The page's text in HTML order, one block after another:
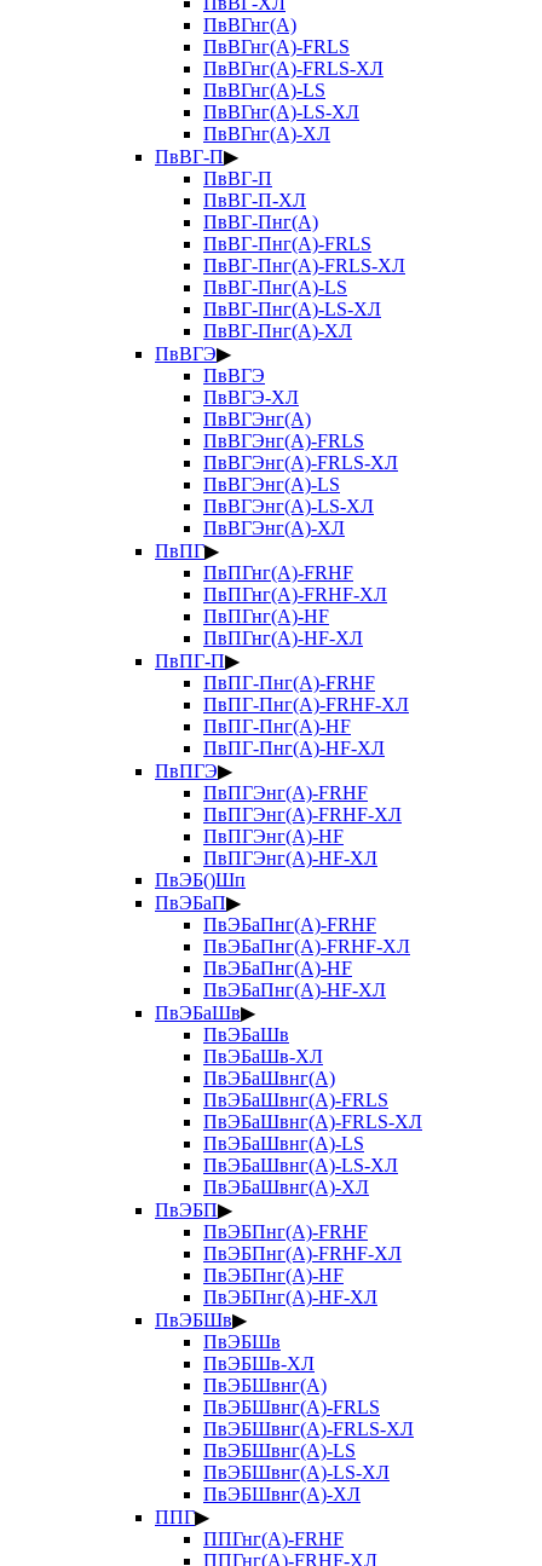
ПвВГнг(А)
ПвВГнг(А)-FRLS
ПвВГнг(А)-FRLS-ХЛ
ПвВГнг(А)-LS
ПвВГнг(А)-LS-ХЛ
ПвВГнг(А)-ХЛ
ПвВГ-П▶
ПвВГ-П
ПвВГ-П-ХЛ
ПвВГ-Пнг(А)
ПвВГ-Пнг(А)-FRLS
ПвВГ-Пнг(А)-FRLS-ХЛ
ПвВГ-Пнг(А)-LS
ПвВГ-Пнг(А)-LS-ХЛ
ПвВГ-Пнг(А)-ХЛ
ПвВГЭ▶
ПвВГЭ
ПвВГЭ-ХЛ
ПвВГЭнг(А)
ПвВГЭнг(А)-FRLS
ПвВГЭнг(А)-FRLS-ХЛ
ПвВГЭнг(А)-LS
ПвВГЭнг(А)-LS-ХЛ
ПвВГЭнг(А)-ХЛ
ПвПГ▶
ПвПГнг(А)-FRHF
ПвПГнг(А)-FRHF-ХЛ
ПвПГнг(А)-HF
ПвПГнг(А)-HF-ХЛ
ПвПГ-П▶
ПвПГ-Пнг(А)-FRHF
ПвПГ-Пнг(А)-FRHF-ХЛ
ПвПГ-Пнг(А)-HF
ПвПГ-Пнг(А)-HF-ХЛ
ПвПГЭ▶
ПвПГЭнг(А)-FRHF
ПвПГЭнг(А)-FRHF-ХЛ
ПвПГЭнг(А)-HF
ПвПГЭнг(А)-HF-ХЛ
ПвЭБ()Шп
ПвЭБаП▶
ПвЭБаПнг(А)-FRHF
ПвЭБаПнг(А)-FRHF-ХЛ
ПвЭБаПнг(А)-HF
ПвЭБаПнг(А)-HF-ХЛ
ПвЭБаШв▶
ПвЭБаШв
ПвЭБаШв-ХЛ
ПвЭБаШвнг(А)
ПвЭБаШвнг(А)-FRLS
ПвЭБаШвнг(А)-FRLS-ХЛ
ПвЭБаШвнг(А)-LS
ПвЭБаШвнг(А)-LS-ХЛ
ПвЭБаШвнг(А)-ХЛ
ПвЭБП▶
ПвЭБПнг(А)-FRHF
ПвЭБПнг(А)-FRHF-ХЛ
ПвЭБПнг(А)-HF
ПвЭБПнг(А)-HF-ХЛ
ПвЭБШв▶
ПвЭБШв
ПвЭБШв-ХЛ
ПвЭБШвнг(А)
ПвЭБШвнг(А)-FRLS
ПвЭБШвнг(А)-FRLS-ХЛ
ПвЭБШвнг(А)-LS
ПвЭБШвнг(А)-LS-ХЛ
ПвЭБШвнг(А)-ХЛ
ППГ▶
ППГнг(А)-FRHF
ППГнг(А)-FRHF-ХЛ